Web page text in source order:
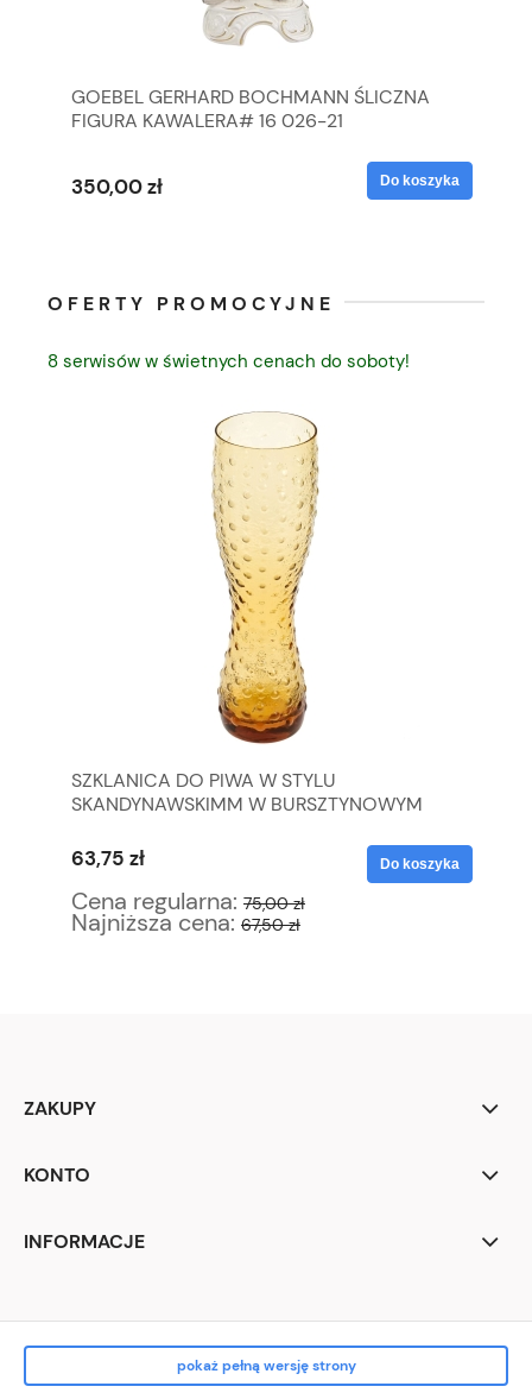
GOEBEL GERHARD BOCHMANN ŚLICZNA
FIGURA KAWALERA# 16 026-21
350,00 zł Do koszyka
OFERTY PROMOCYJNE
8 serwisów w świetnych cenach do soboty!
SZKLANICA DO PIWA W STYLU
SKANDYNAWSKIMM W BURSZTYNOWYM
63,75 zł
Cena regularna: 75,00 zł
Najniższa cena: 67,50 zł
Do koszyka
ZAKUPY
KONTO
INFORMACJE
pokaż pełną wersję strony